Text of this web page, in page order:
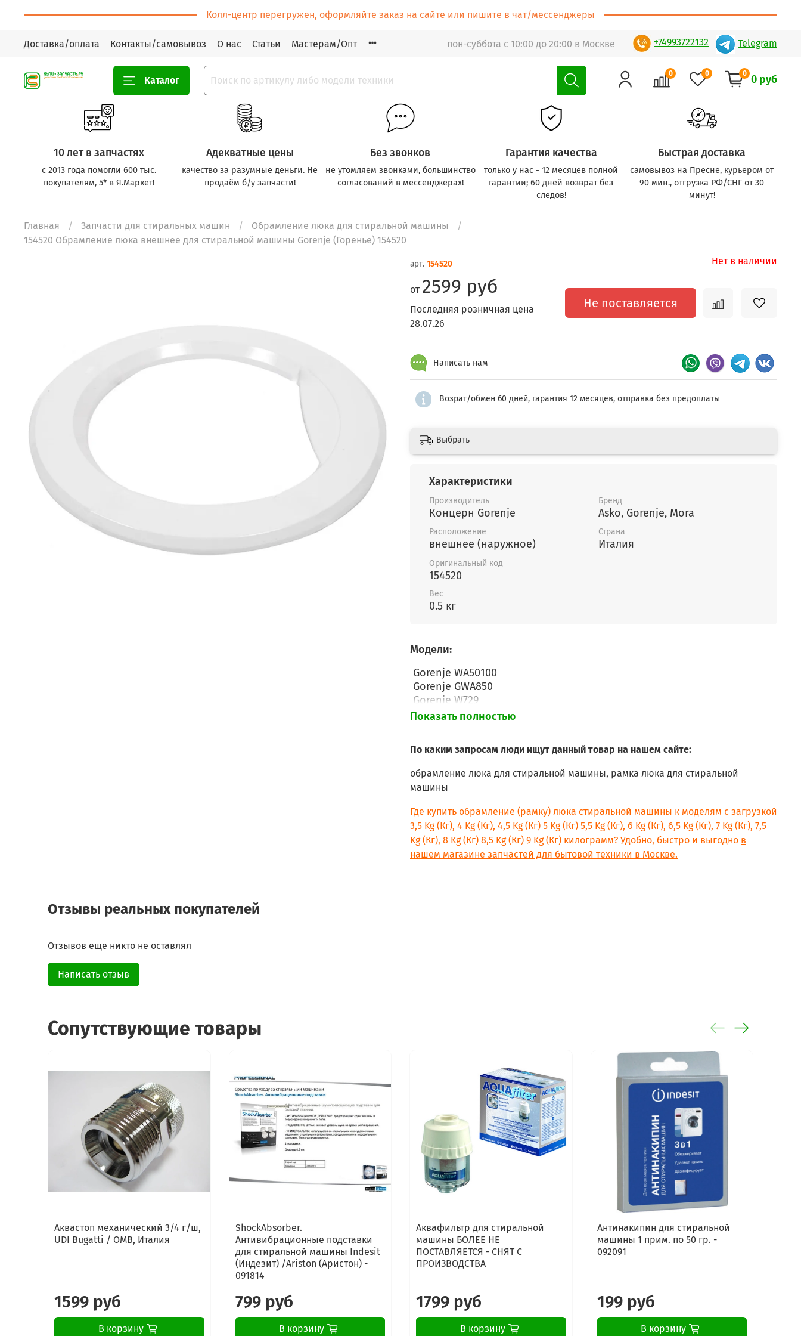
Колл-центр перегружен, оформляйте заказ на сайте или пишите в чат/мессенджеры
Доставка/оплата Контакты/самовывоз О нас Статьи Мастерам/Опт пон-суббота с 10:00 до 20:00 в Москве +74993722132 Telegram
Каталог
0 0 0 0 руб
10 лет в запчастях
с 2013 года помогли 600 тыс.
покупателям, 5* в Я.Маркет!
Адекватные цены
качество за разумные деньги. Не
продаём б/у запчасти!
Без звонков
не утомляем звонками, большинство
согласований в мессенджерах!
Гарантия качества
только у нас - 12 месяцев полной
гарантии; 60 дней возврат без
следов!
Быстрая доставка
самовывоз на Пресне, курьером от
90 мин., отгрузка РФ/СНГ от 30
минут!
Главная Запчасти для стиральных машин
Обрамление люка для стиральной машины
154520 Обрамление люка внешнее для стиральной машины Gorenje (Горенье) 154520
арт. 154520 Нет в наличии
от 2599 руб
Последняя розничная цена
28.07.26
Не поставляется
Написать нам
Возрат/обмен 60 дней, гарантия 12 месяцев, отправка без предоплаты
Выбрать
Характеристики
Производитель
Концерн Gorenje
Бренд
Asko, Gorenje, Mora
Расположение
внешнее (наружное)
Страна
Италия
Оригинальный код
154520
Вес
0.5 кг
Модели:
Gorenje WA50100
Gorenje GWA850
Gorenje W729
Gorenje WA60Z065R
Gorenje WA60100
Gorenje WA7435
Gorenje WA60089
Gorenje WA60149
Gorenje WAE7499
Gorenje WA50120
Gorenje SWA50120
Gorenje WS40105
Gorenje WA60145
Gorenje WS40115
Gorenje WS50115
Gorenje WS512SYW
Gorenje WS50085R
Gorenje WA50080
Gorenje KWA50100
Gorenje RWA60080
Gorenje WA6139
Gorenje WS5145B
Gorenje WS50149
Gorenje WA639
Gorenje KWA60089W
Gorenje WS345
Gorenje WA50085
Gorenje GWA755
Показать полностью
По каким запросам люди ищут данный товар на нашем сайте:
обрамление люка для стиральной машины, рамка люка для стиральной
машины
Где купить обрамление (рамку) люка стиральной машины к моделям с загрузкой
3,5 Kg (Кг), 4 Kg (Кг), 4,5 Kg (Кг) 5 Kg (Кг) 5,5 Kg (Кг), 6 Kg (Кг), 6,5 Kg (Кг), 7 Kg (Кг), 7,5
Kg (Кг), 8 Kg (Кг) 8,5 Kg (Кг) 9 Kg (Кг) килограмм? Удобно, быстро и выгодно в
нашем магазине запчастей для бытовой техники в Москве.
Отзывы реальных покупателей
Отзывов еще никто не оставлял
Написать отзыв
Сопутствующие товары
Аквастоп механический 3/4 г/ш,
UDI Bugatti / OMB, Италия
1599 руб
В корзину
ShockAbsorber.
Антивибрационные подставки
для стиральной машины Indesit
(Индезит) /Ariston (Аристон) -
091814
799 руб
В корзину
Аквафильтр для стиральной
машины БОЛЕЕ НЕ
ПОСТАВЛЯЕТСЯ - СНЯТ С
ПРОИЗВОДСТВА
1799 руб
В корзину
Антинакипин для стиральной
машины 1 прим. по 50 гр. -
092091
199 руб
В корзину